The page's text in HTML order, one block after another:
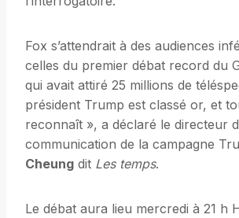
Fox s’attendrait à des audiences
celles du premier débat record du
qui avait attiré 25 millions de
président Trump est classé or, et
reconnaît », a déclaré le directeur
communication de la campagne
Cheung dit Les temps.
Le débat aura lieu mercredi à 21 h